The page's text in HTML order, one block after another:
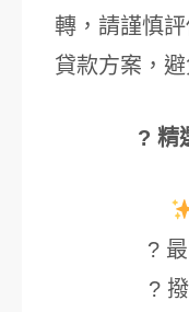
轉，請謹慎
貸款方案，
? 精
?
?